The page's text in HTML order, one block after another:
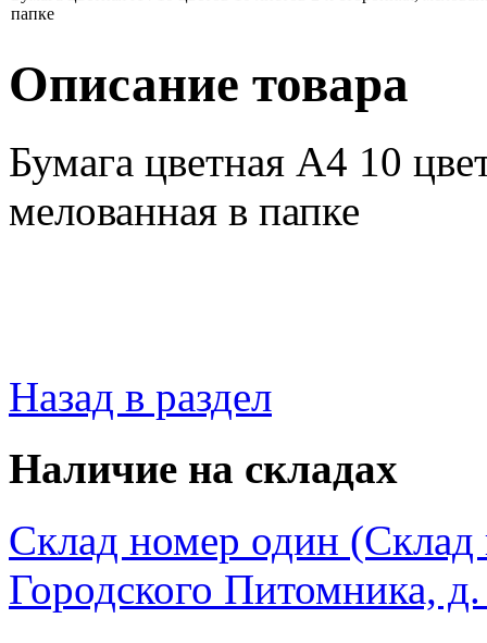
папке
Описание товара
Бумага цветная А4 10
мелованная в папке
Назад в раздел
Наличие на складах
Склад номер один (Склад
Городского Питомника,